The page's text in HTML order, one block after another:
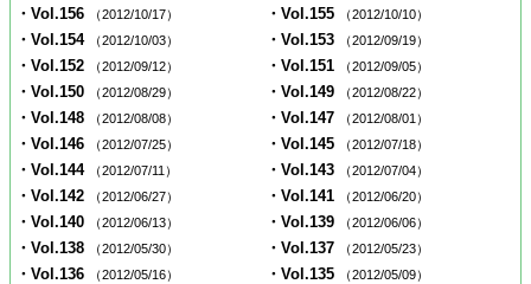
・Vol.156 （2012/10/17） ・Vol.155 （2012/10/10）
・Vol.154 （2012/10/03） ・Vol.153 （2012/09/19）
・Vol.152 （2012/09/12） ・Vol.151 （2012/09/05）
・Vol.150 （2012/08/29） ・Vol.149 （2012/08/22）
・Vol.148 （2012/08/08） ・Vol.147 （2012/08/01）
・Vol.146 （2012/07/25） ・Vol.145 （2012/07/18）
・Vol.144 （2012/07/11） ・Vol.143 （2012/07/04）
・Vol.142 （2012/06/27） ・Vol.141 （2012/06/20）
・Vol.140 （2012/06/13） ・Vol.139 （2012/06/06）
・Vol.138 （2012/05/30） ・Vol.137 （2012/05/23）
・Vol.136 （2012/05/16） ・Vol.135 （2012/05/09）